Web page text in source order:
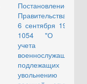
Постановление
Правительства РФ от
6 сентября 1998 г. N
1054 "О порядке
учета
военнослужащих,
подлежащих
увольнению с